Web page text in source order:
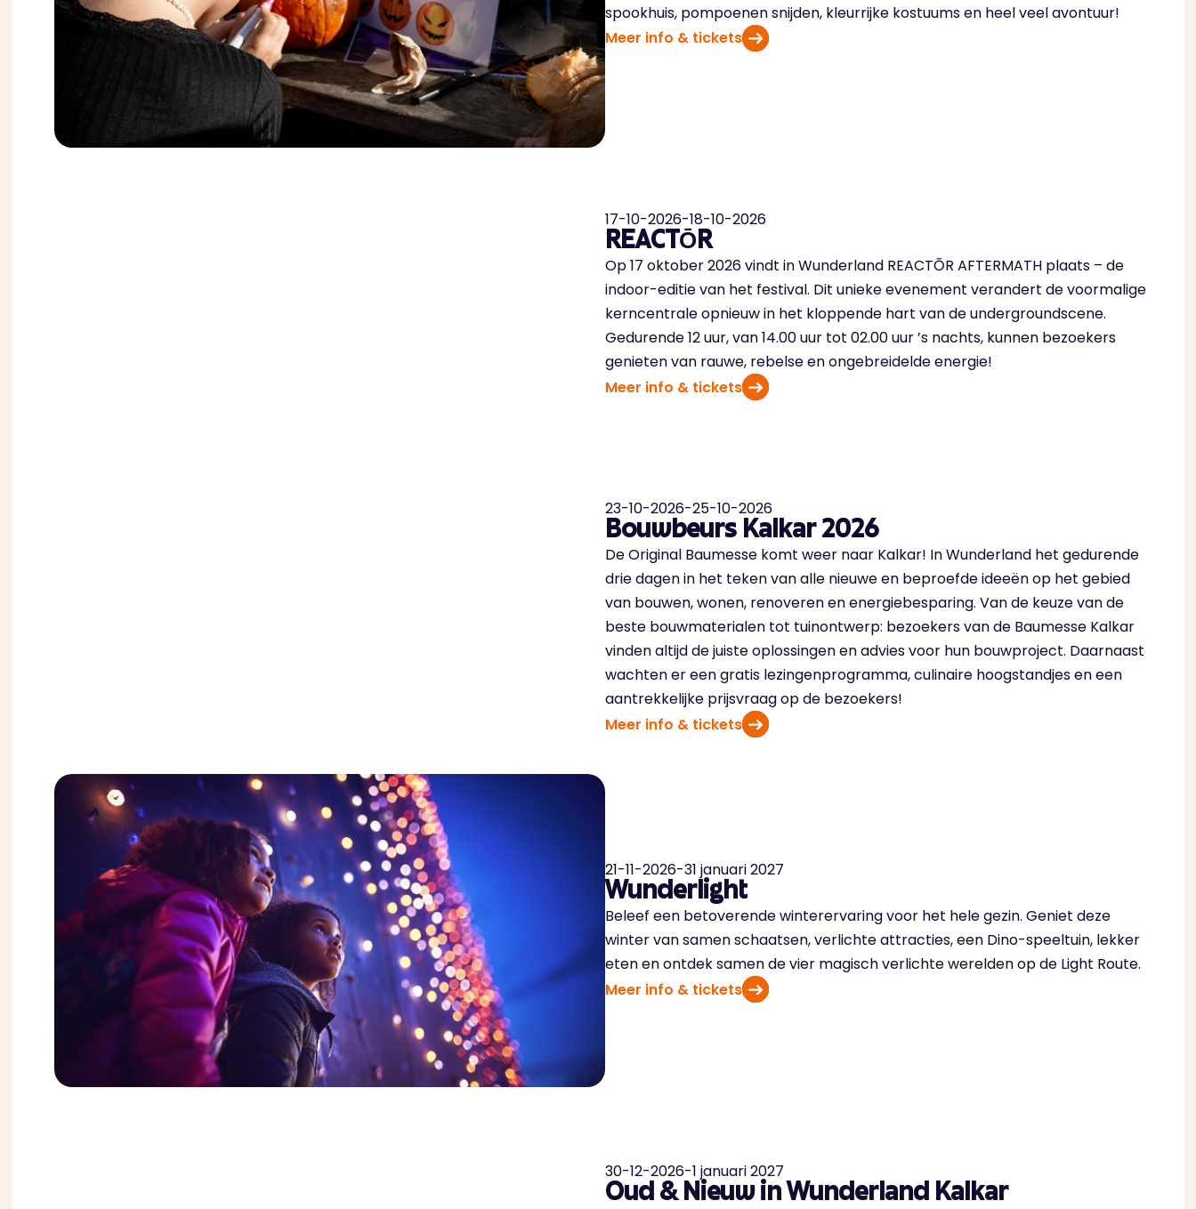
spookhuis, pompoenen snijden, kleurrijke kostuums en heel veel avontuur!
Meer info & tickets
17-10-2026-18-10-2026
REACTŌR
Op 17 oktober 2026 vindt in Wunderland REACTŌR AFTERMATH plaats – de
indoor-editie van het festival. Dit unieke evenement verandert de voormalige
kerncentrale opnieuw in het kloppende hart van de undergroundscene.
Gedurende 12 uur, van 14.00 uur tot 02.00 uur ’s nachts, kunnen bezoekers
genieten van rauwe, rebelse en ongebreidelde energie!
Meer info & tickets
23-10-2026-25-10-2026
Bouwbeurs Kalkar 2026
De Original Baumesse komt weer naar Kalkar! In Wunderland het gedurende
drie dagen in het teken van alle nieuwe en beproefde ideeën op het gebied
van bouwen, wonen, renoveren en energiebesparing. Van de keuze van de
beste bouwmaterialen tot tuinontwerp: bezoekers van de Baumesse Kalkar
vinden altijd de juiste oplossingen en advies voor hun bouwproject. Daarnaast
wachten er een gratis lezingenprogramma, culinaire hoogstandjes en een
aantrekkelijke prijsvraag op de bezoekers!
Meer info & tickets
21-11-2026-31 januari 2027
Wunderlight
Beleef een betoverende winterervaring voor het hele gezin. Geniet deze
winter van samen schaatsen, verlichte attracties, een Dino-speeltuin, lekker
eten en ontdek samen de vier magisch verlichte werelden op de Light Route.
Meer info & tickets
30-12-2026-1 januari 2027
Oud & Nieuw in Wunderland Kalkar